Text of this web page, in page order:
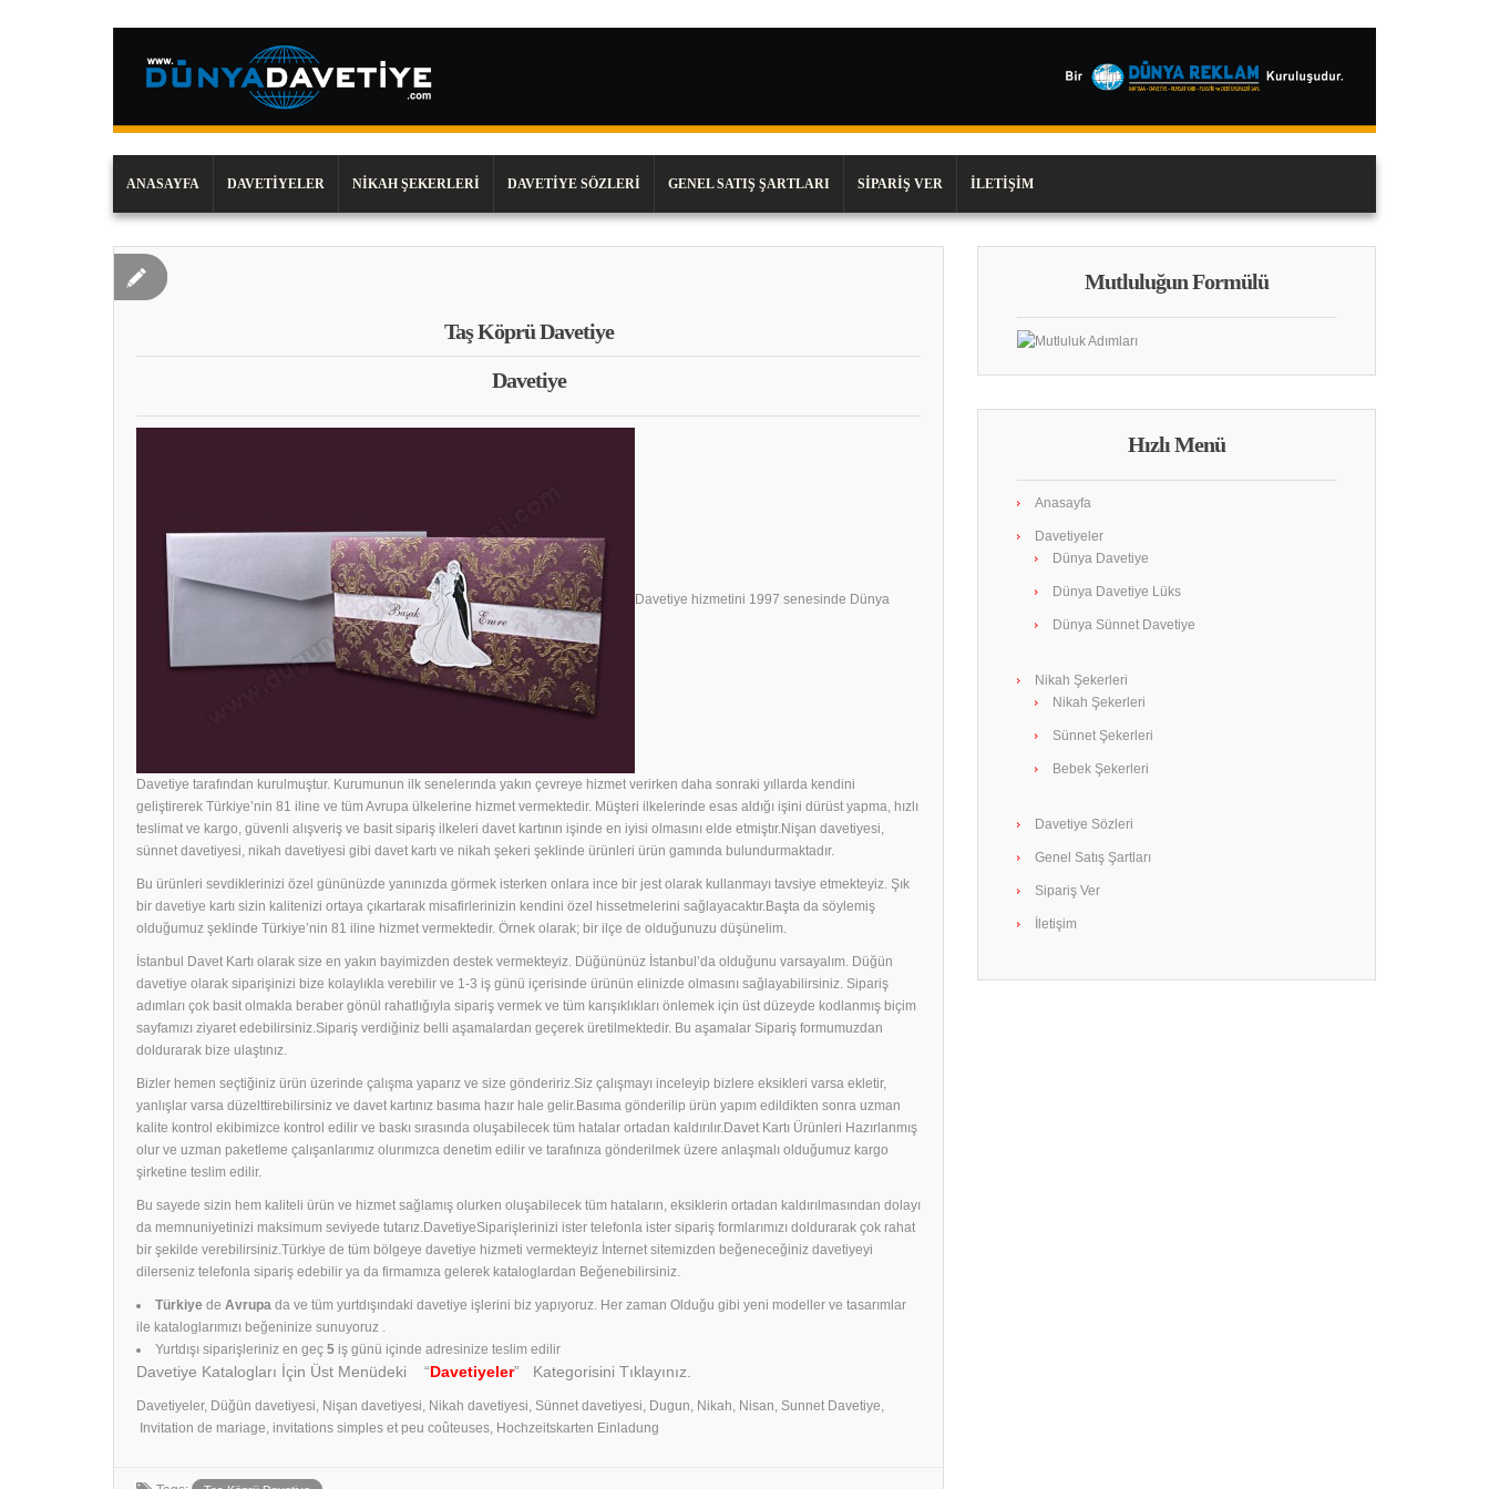
ANASAYFA DAVETIYELER NIKAH ŞEKERLERI DAVETIYE SÖZLERI GENEL SATIŞ ŞARTLARI SIPARIŞ VER İLETIŞIM
Taş Köprü Davetiye
Davetiye
Davetiye hizmetini 1997 senesinde Dünya
Davetiye tarafından kurulmuştur. Kurumunun ilk senelerında yakın çevreye hizmet verirken daha sonraki yıllarda kendini
geliştirerek Türkiye’nin 81 iline ve tüm Avrupa ülkelerine hizmet vermektedir. Müşteri ilkelerinde esas aldığı işini dürüst yapma, hızlı
teslimat ve kargo, güvenli alışveriş ve basit sipariş ilkeleri davet kartının işinde en iyisi olmasını elde etmiştır.Nişan davetiyesi,
sünnet davetiyesi, nikah davetiyesi gibi davet kartı ve nikah şekeri şeklinde ürünleri ürün gamında bulundurmaktadır.
Bu ürünleri sevdiklerinizi özel gününüzde yanınızda görmek isterken onlara ince bir jest olarak kullanmayı tavsiye etmekteyiz. Şık
bir davetiye kartı sizin kalitenizi ortaya çıkartarak misafirlerinizin kendini özel hissetmelerini sağlayacaktır.Başta da söylemiş
olduğumuz şeklinde Türkiye’nin 81 iline hizmet vermektedir. Örnek olarak; bir ilçe de olduğunuzu düşünelim.
İstanbul Davet Kartı olarak size en yakın bayimizden destek vermekteyiz. Düğününüz İstanbul’da olduğunu varsayalım. Düğün
davetiye olarak siparişinizi bize kolaylıkla verebilir ve 1-3 iş günü içerisinde ürünün elinizde olmasını sağlayabilirsiniz. Sipariş
adımları çok basit olmakla beraber gönül rahatlığıyla sipariş vermek ve tüm karışıklıkları önlemek için üst düzeyde kodlanmış biçim
sayfamızı ziyaret edebilirsiniz.Sipariş verdiğiniz belli aşamalardan geçerek üretilmektedir. Bu aşamalar Sipariş formumuzdan
doldurarak bize ulaştınız.
Bizler hemen seçtiğiniz ürün üzerinde çalışma yaparız ve size göndeririz.Siz çalışmayı inceleyip bizlere eksikleri varsa ekletir,
yanlışlar varsa düzelttirebilirsiniz ve davet kartınız basıma hazır hale gelir.Basıma gönderilip ürün yapım edildikten sonra uzman
kalite kontrol ekibimizce kontrol edilir ve baskı sırasında oluşabilecek tüm hatalar ortadan kaldırılır.Davet Kartı Ürünleri Hazırlanmış
olur ve uzman paketleme çalışanlarımız olurımızca denetim edilir ve tarafınıza gönderilmek üzere anlaşmalı olduğumuz kargo
şirketine teslim edilir.
Bu sayede sizin hem kaliteli ürün ve hizmet sağlamış olurken oluşabilecek tüm hataların, eksiklerin ortadan kaldırılmasından dolayı
da memnuniyetinizi maksimum seviyede tutarız.DavetiyeSiparişlerinizi ister telefonla ister sipariş formlarımızı doldurarak çok rahat
bir şekilde verebilirsiniz.Türkiye de tüm bölgeye davetiye hizmeti vermekteyiz İnternet sitemizden beğeneceğiniz davetiyeyi
dilerseniz telefonla sipariş edebilir ya da firmamıza gelerek kataloglardan Beğenebilirsiniz.
Türkiye de Avrupa da ve tüm yurtdışındaki davetiye işlerini biz yapıyoruz. Her zaman Olduğu gibi yeni modeller ve tasarımlar
ile kataloglarımızı beğeninize sunuyoruz .
Yurtdışı siparişleriniz en geç 5 iş günü içinde adresinize teslim edilir
Davetiye Katalogları İçin Üst Menüdeki “Davetiyeler” Kategorisini Tıklayınız.
Davetiyeler, Düğün davetiyesi, Nişan davetiyesi, Nikah davetiyesi, Sünnet davetiyesi, Dugun, Nikah, Nisan, Sunnet Davetiye,
Invitation de mariage, invitations simples et peu coûteuses, Hochzeitskarten Einladung
Mutluluğun Formülü
Hızlı Menü
Anasayfa
Davetiyeler
Dünya Davetiye
Dünya Davetiye Lüks
Dünya Sünnet Davetiye
Nikah Şekerleri
Nikah Şekerleri
Sünnet Şekerleri
Bebek Şekerleri
Davetiye Sözleri
Genel Satış Şartları
Sipariş Ver
İletişim